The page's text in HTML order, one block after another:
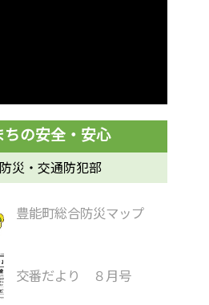
防災・交通防犯部
豊能町総合防災マップ
交番だより ８月号